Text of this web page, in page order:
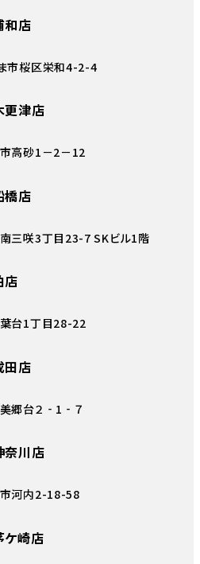
和店
市桜区栄和4-2-4
更津店
高砂1－2－12
橋店
三咲3丁目23-7 SKビル1階
店
台1丁目28-22
田店
郷台２‐1‐７
奈川店
河内2-18-58
ケ崎店